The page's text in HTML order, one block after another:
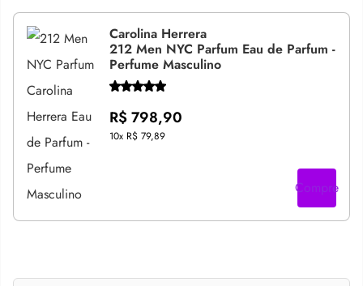
Carolina Herrera
212 Men NYC Parfum Eau de Parfum -
Perfume Masculino
R$ 798,90
10x R$ 79,89
Compre